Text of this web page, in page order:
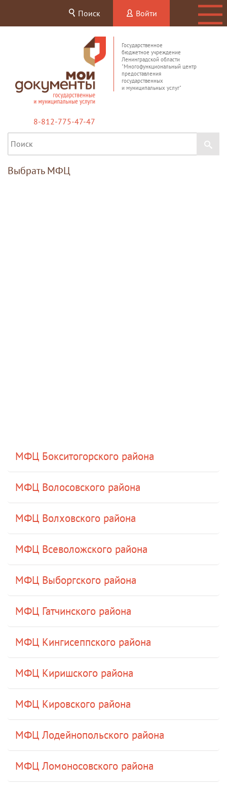
Поиск Войти
Государственное
бюджетное учреждение
Ленинградской области
"Многофункциональный центр
предоставления
государственных
и муниципальных услуг"
8-812-775-47-47
Выбрать МФЦ
МФЦ Бокситогорского района
МФЦ Волосовского района
МФЦ Волховского района
МФЦ Всеволожского района
МФЦ Выборгского района
МФЦ Гатчинского района
МФЦ Кингисеппского района
МФЦ Киришского района
МФЦ Кировского района
МФЦ Лодейнопольского района
МФЦ Ломоносовского района